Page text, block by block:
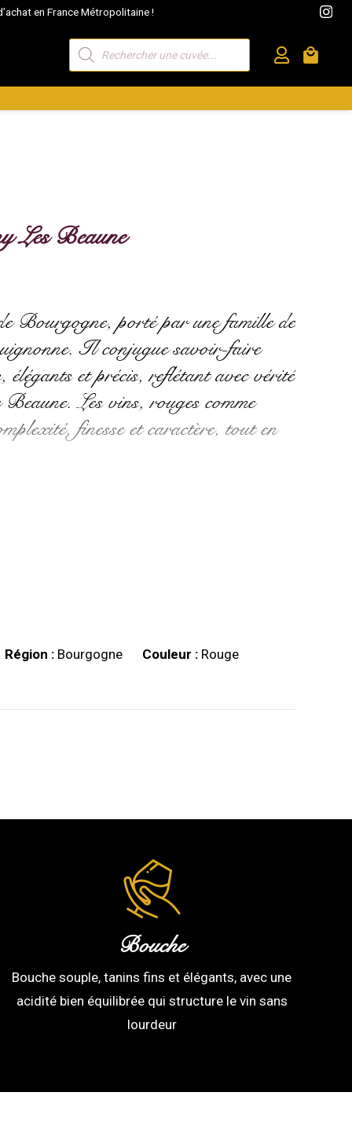
en France Métropolitaine !
Recherche
de
produits
local_mall
Les Beaune
Bourgogne, porté par une famille de
Il conjugue savoir-faire
et précis, reflétant avec vérité
Les vins, rouges comme
finesse et caractère, tout en
Région : Bourgogne Couleur : Rouge
Bouche
Bouche souple, tanins fins et élégants, avec une
acidité bien équilibrée qui structure le vin sans
lourdeur